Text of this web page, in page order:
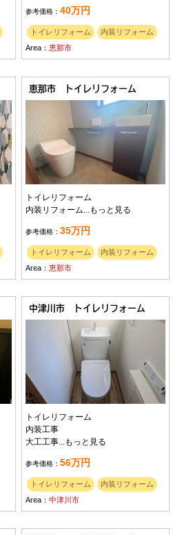
参考価格：40万円
トイレリフォーム
内装リフォーム
Area：恵那市
恵那市 トイレリフォーム
トイレリフォーム
内装リフォーム...
もっと見る
参考価格：35万円
トイレリフォーム
内装リフォーム
Area：恵那市
中津川市 トイレリフォーム
トイレリフォーム
内装工事
大工工事...もっと見る
参考価格：56万円
トイレリフォーム
内装リフォーム
Area：中津川市